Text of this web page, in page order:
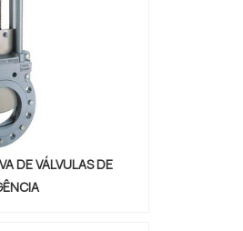
DE VÁLVULAS DE